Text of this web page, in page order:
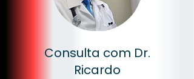
Consulta com Dr.
Ricardo